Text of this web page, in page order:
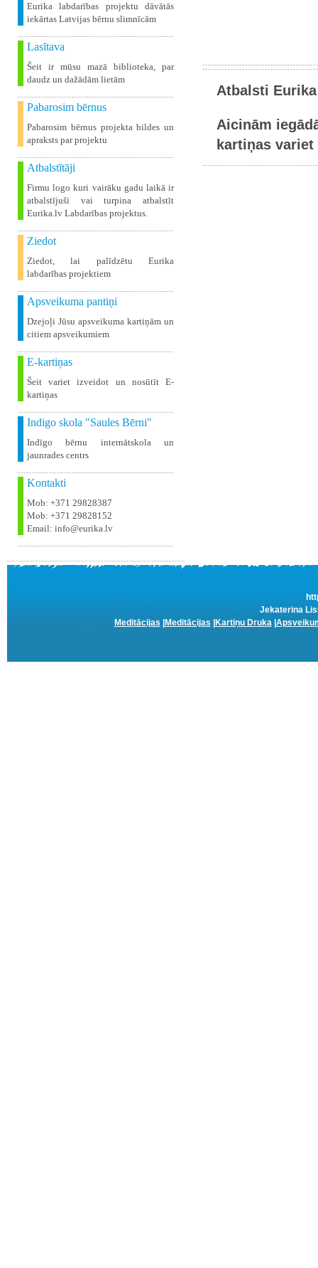
Eurika labdarības projektu dāvātās
iekārtas Latvijas bērnu slimnīcām
Lasītava
Šeit ir mūsu mazā biblioteka, par
daudz un dažādām lietām
Pabarosim bērnus
Pabarosim bērnus projekta bildes un
apraksts par projektu
Atbalstītāji
Firmu logo kuri vairāku gadu laikā ir
atbalstījuši vai turpina atbalstīt
Eurika.lv Labdarības projektus.
Ziedot
Ziedot, lai palīdzētu Eurika
labdarības projektiem
Apsveikuma pantiņi
Dzejoļi Jūsu apsveikuma kartiņām un
citiem apsveikumiem
E-kartiņas
Šeit variet izveidot un nosūtīt E-
kartiņas
Indigo skola "Saules Bērni"
Indīgo bērnu internātskola un
jaunrades centrs
Kontakti
Mob: +371 29828387
Mob: +371 29828152
Email: info@eurika.lv
Atbalsti
Aicinām
kartiņas variet
Jekaterina
Meditācijas
Meditācijas Kartiņu Druka|